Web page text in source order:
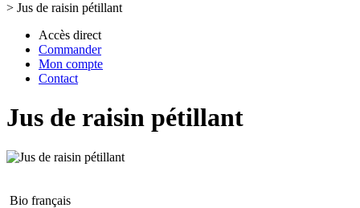
> Jus de raisin pétillant
Accès direct
Commander
Mon compte
Contact
Jus de raisin pétillant
Bio français